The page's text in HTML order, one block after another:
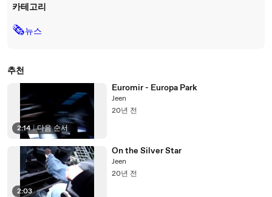
카테고리
🗞뉴스
추천
2:14 | 다음 순서
Euromir - Europa Park
Jeen
20년 전
2:03
On the Silver Star
Jeen
20년 전